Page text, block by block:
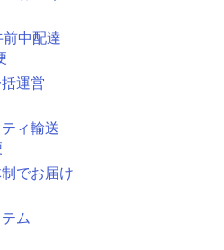
中配達
運営
ィ輸送
でお届け
ム